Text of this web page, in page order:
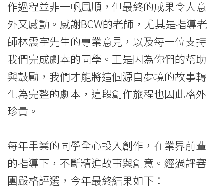
學作過程並非一帆風順，但最終的成果令人意
外又感動。感謝BCW的老師，尤其是指導老
師林震宇先生的專業意見，以及每一位支持
我們完成劇本的同學。正是因為你們的幫助
與鼓勵，我們才能將這個源自夢境的故事轉
化為完整的劇本，這段創作旅程也因此格外
珍貴。」
每年畢業的同學全心投入創作，在業界前輩
的指導下，不斷精進故事與創意。經過評審
團嚴格評選，今年最終結果如下：